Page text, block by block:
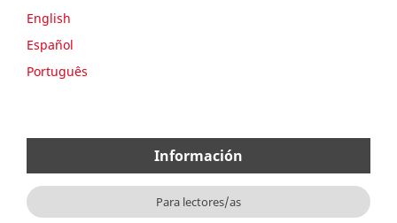
English
Español
Português
Información
Para lectores/as